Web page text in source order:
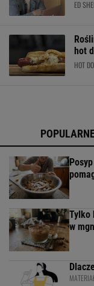
ED
hot
HOT
Tylko
w